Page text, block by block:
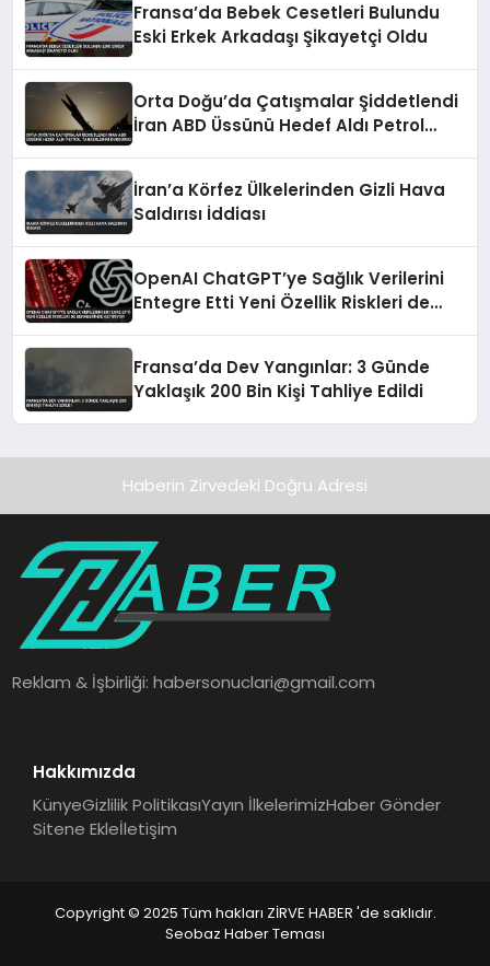
Fransa’da Bebek Cesetleri Bulundu
Eski Erkek Arkadaşı Şikayetçi Oldu
Orta Doğu’da Çatışmalar Şiddetlendi
İran ABD Üssünü Hedef Aldı Petrol
İran’a Körfez Ülkelerinden Gizli Hava
Saldırısı İddiası
OpenAI ChatGPT’ye Sağlık Verilerini
Entegre Etti Yeni Özellik Riskleri de
Fransa’da Dev Yangınlar: 3 Günde
Yaklaşık 200 Bin Kişi Tahliye Edildi
Haberin Zirvedeki Doğru Adresi
Reklam & İşbirliği:habersonuclari@gmail.com
Hakkımızda
KünyeGizlilik PolitikasıYayın İlkelerimizHaber Gönder
Sitene Ekleİletişim
Copyright © 2025 Tüm hakları ZİRVE HABER 'de saklıdır.
Seobaz Haber Teması